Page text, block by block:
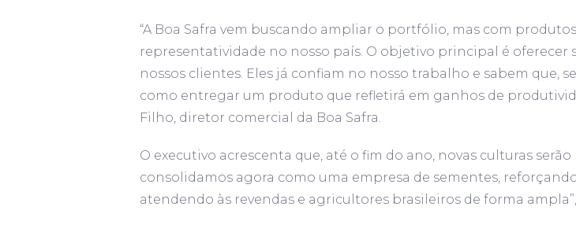
“A Boa Safra vem buscando ampliar o portfólio, mas com
representatividade no nosso país. O objetivo principal é
nossos clientes. Eles já confiam no nosso trabalho e sabem que,
como entregar um produto que refletirá em ganhos de
Filho, diretor comercial da Boa Safra.
O executivo acrescenta que, até o fim do ano, novas culturas
consolidamos agora como uma empresa de sementes,
atendendo às revendas e agricultores brasileiros de forma